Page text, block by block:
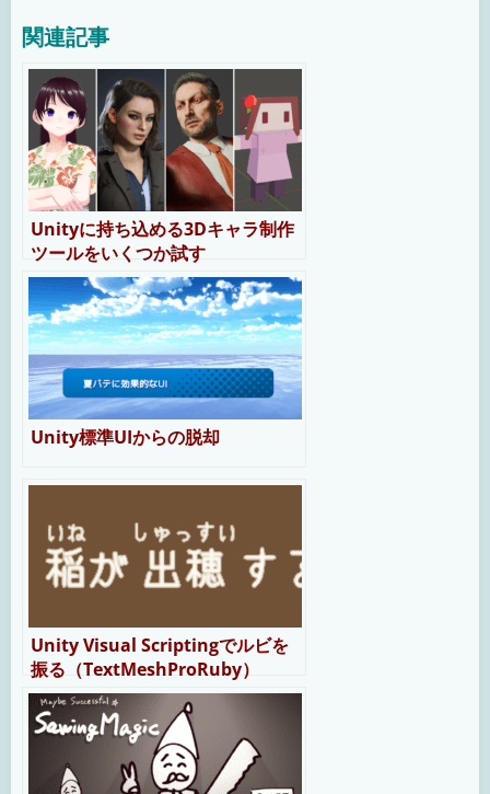
navigation
関連記事
Unityに持ち込める3Dキャラ制作
ツールをいくつか試す
Unity標準UIからの脱却
Unity Visual Scriptingでルビを
振る（TextMeshProRuby）